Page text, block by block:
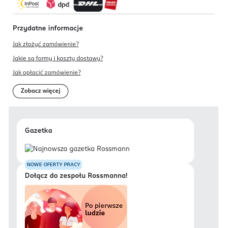
Przydatne informacje
Jak złożyć zamówienie?
Jakie są formy i koszty dostawy?
Jak opłacić zamówienie?
Zobacz więcej
Gazetka
NOWE OFERTY PRACY
Dołącz do zespołu Rossmanna!